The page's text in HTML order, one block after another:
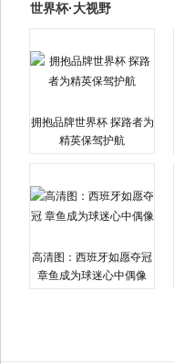
世界杯·大视野
拥抱品牌世界杯 探路者为
精英保驾护航
高清图：西班牙如愿夺冠
章鱼成为球迷心中偶像